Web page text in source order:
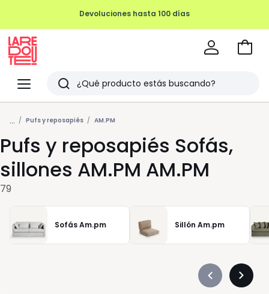
REMATE FINAL HASTA -70%
Menu
Redoute
Buscar
Últimos
artículos
vistos
Ir
... Pufs y reposapiés AM.PM
Pufs y reposapiés Sofás,
sillones AM.PM AM.PM
79
Sofás Am.pm Sillón Am.pm
Précédent